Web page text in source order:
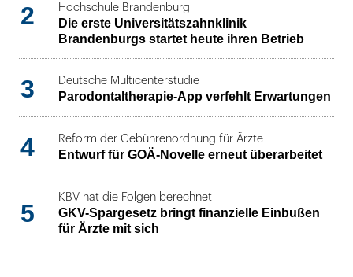
2
Hochschule Brandenburg
Die erste Universitätszahnklinik
Brandenburgs startet heute ihren Betrieb
3 Deutsche Multicenterstudie
Parodontaltherapie-App verfehlt Erwartungen
4 Reform der Gebührenordnung für Ärzte
Entwurf für GOÄ-Novelle erneut überarbeitet
5
KBV hat die Folgen berechnet
GKV-Spargesetz bringt finanzielle Einbußen
für Ärzte mit sich